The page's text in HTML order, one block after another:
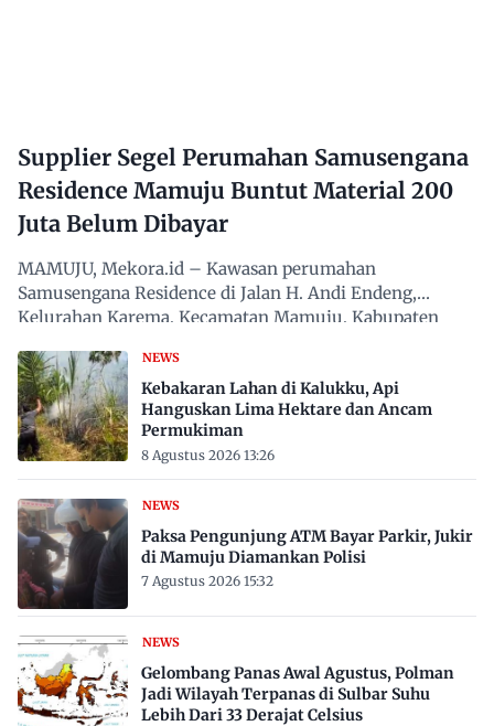
Supplier Segel Perumahan Samusengana
Residence Mamuju Buntut Material 200
Juta Belum Dibayar
MAMUJU, Mekora.id – Kawasan perumahan
Samusengana Residence di Jalan H. Andi Endeng,
Kelurahan Karema, Kecamatan Mamuju, Kabupaten
NEWS
Kebakaran Lahan di Kalukku, Api
Hanguskan Lima Hektare dan Ancam
Permukiman
8 Agustus 2026 13:26
NEWS
Paksa Pengunjung ATM Bayar Parkir, Jukir
di Mamuju Diamankan Polisi
7 Agustus 2026 15:32
NEWS
Gelombang Panas Awal Agustus, Polman
Jadi Wilayah Terpanas di Sulbar Suhu
Lebih Dari 33 Derajat Celsius